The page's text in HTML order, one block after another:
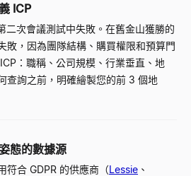
ICP
二次會議測試中失敗。在舊金山獲勝的
敗，因為團隊結構、購買權限和預算門
：職稱、公司規模、行業垂直、地
查詢之前，明確繪製您的前 3 個地
態的數據源
符合 GDPR 的供應商（Lessie 、